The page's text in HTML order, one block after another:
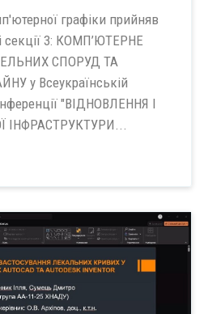
графіки прийняв
секції 3: КОМП’ЮТЕРНЕ
СПОРУД ТА
у Всеукраїнській
"ВІДНОВЛЕННЯ І
ІНФРАСТРУКТУРИ...